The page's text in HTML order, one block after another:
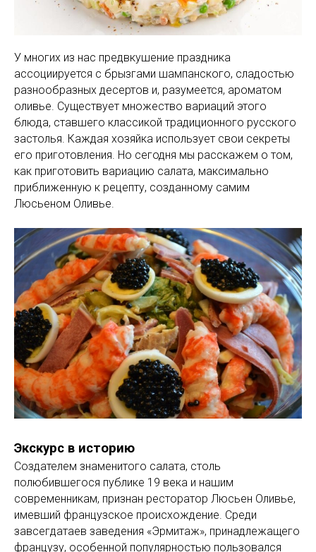
У многих из нас предвкушение праздника
ассоциируется с брызгами шампанского, сладостью
разнообразных десертов и, разумеется, ароматом
оливье. Существует множество вариаций этого
блюда, ставшего классикой традиционного русского
застолья. Каждая хозяйка использует свои секреты
его приготовления. Но сегодня мы расскажем о том,
как приготовить вариацию салата, максимально
приближенную к рецепту, созданному самим
Люсьеном Оливье.
Экскурс в историю
Создателем знаменитого салата, столь
полюбившегося публике 19 века и нашим
современникам, признан ресторатор Люсьен Оливье,
имевший французское происхождение. Среди
завсегдатаев заведения «Эрмитаж», принадлежащего
французу, особенной популярностью пользовался